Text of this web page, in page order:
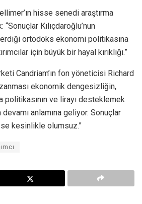
hisse senedi araştırma
Kılıçdaroğlu’nun
ortodoks ekonomi politikasına
için büyük bir hayal kırıklığı.”
Candriam’ın fon yöneticisi Richard
ekonomik dengesizliğin,
politikasının ve lirayı desteklemek
anlamına geliyor. Sonuçlar
kesinlikle olumsuz.”